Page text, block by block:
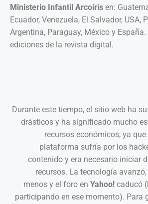
Ministerio Infantil Arcoíris en:
Ecuador, Venezuela, El Salvador, USA,
Argentina, Paraguay, México y
ediciones de la revista digital.
Durante este tiempo, el sitio web ha
drásticos y ha significado mucho
recursos económicos, ya
plataforma sufría por los
contenido y era necesario iniciar
recursos. La tecnología
menos y el foro en Yahoo! caducó
participando en ese momento). Para